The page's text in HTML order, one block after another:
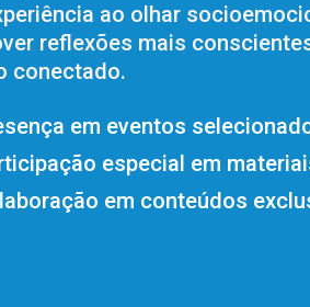
ao olhar
reflexões mais
conectado.
em eventos
especial em
em conteúdos